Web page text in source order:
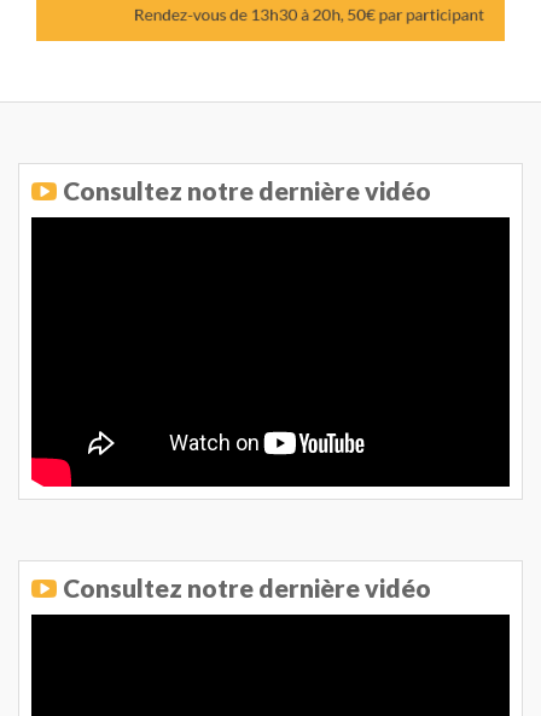
Consultez notre dernière vidéo
Consultez notre dernière vidéo